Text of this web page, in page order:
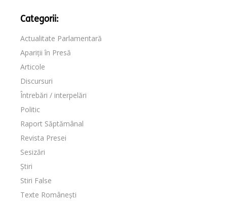
Categorii:
Actualitate Parlamentară
Apariții în Presă
Articole
Discursuri
Întrebări / interpelări
Politic
Raport Săptămânal
Revista Presei
Sesizări
Știri
Stiri False
Texte Românești